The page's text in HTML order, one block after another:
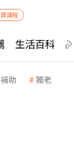
課程
生活百科
補助 獨老